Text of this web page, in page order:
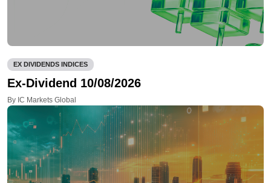
EX DIVIDENDS INDICES
Ex-Dividend 10/08/2026
By IC Markets Global